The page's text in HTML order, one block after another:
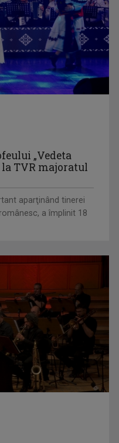
românești. Povestea
Capitală
„Vedeta
TVR majoratul
aparţinând tinerei
a împlinit 18